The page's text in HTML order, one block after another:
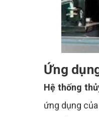
Ứng
Hệ thống
ứng dụng